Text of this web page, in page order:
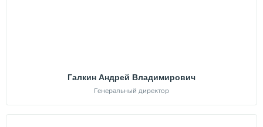
Галкин Андрей Владимирович
Генеральный директор